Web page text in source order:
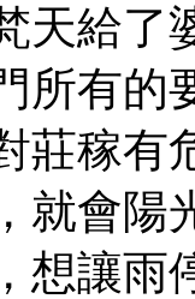
給了
所有的
莊稼有
就會陽
想讓雨